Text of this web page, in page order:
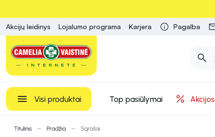
Akcijų leidinys Lojalumo programa Karjera Pagalba
Visi produktai Top pasiūlymai Akcijos
Titulinis Pradžia Sąrašai